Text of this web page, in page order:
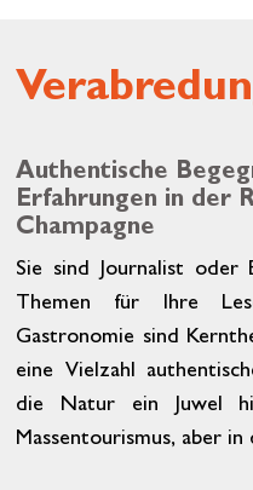
Authentische
Erfahrungen in der
Champagne
Sie sind Journalist oder
Themen für Ihre
Gastronomie sind
eine Vielzahl
die Natur ein Juwel
Massentourismus, aber in